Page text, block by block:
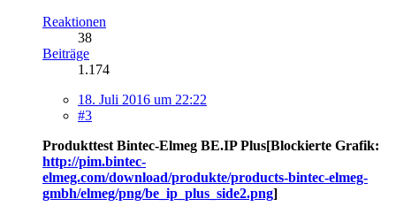
Reaktionen
38
Beiträge
1.174
18. Juli 2016 um 22:22
#3
Produkttest Bintec-Elmeg BE.IP Plus[Blockierte Grafik:
http://pim.bintec-
elmeg.com/download/produkte/products-bintec-elmeg-
gmbh/elmeg/png/be_ip_plus_side2.png]